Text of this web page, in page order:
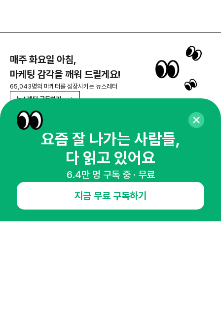
매주 화요일 아침,
마케팅 감각을 깨워 드릴게요!
65,043명의 마케터를 성장시키는 뉴스레터
뉴스레터 구독하기
오픈애즈란 공지사항 제휴문의
인사이터 신청
요즘 잘 나가는 사람들,
다 읽고 있어요
6.4만 명 구독 중 · 무료
지금 무료 구독하기